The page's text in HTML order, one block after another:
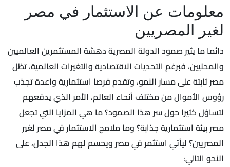
معلومات عن الاستثمار في مصر
لغير المصريين
دائما ما يثير صمود الدولة المصرية دهشة المستثمرين العالميين
والمحليين، فبرغم التحديات الاقتصادية والتغيرات العالمية، تظل
مصر ثابتة على مسار النمو، وتقدم فرصا استثمارية واعدة تجذب
رؤوس الأموال من مختلف أنحاء العالم، الأمر الذي يدفعهم
لتساؤل كثيرا حول سر هذا الصمود؟ ما هي المزايا التي تجعل
مصر بيئة استثمارية جذابة؟ وما ملامح الاستثمار في مصر لغير
المصريين؟ ليأتي استثمر في مصر ويحسم لهم هذا الجدل، على
النحو التالي: